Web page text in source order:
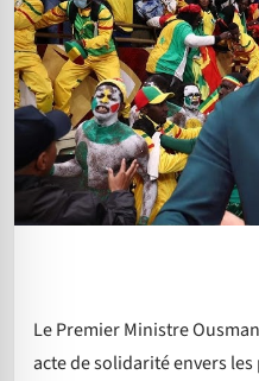
Le Premier Ministre
acte de solidarité envers